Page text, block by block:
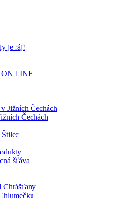
je ráj!
ON LINE
Jižních Čechách
Čechách
šťáva
Chrášťany